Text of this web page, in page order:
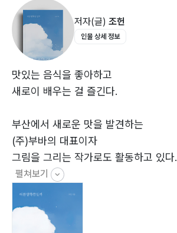
청산
유서
2장 ─ 인물
룸메이트 안토니오
한 수 위
달은 부끄러울 거 같아요
천재
다섯 번의 수능
동네 대장
파전보다는 김치전
우산 그녀
저자(글) 조헌
인물 상세 정보
맛있는 음식을 좋아하고
새로이 배우는 걸 즐긴다.
부산에서 새로운 맛을 발견하는
(주)부바의 대표이자
그림을 그리는 작가로도 활동하고 있다.
펼쳐보기